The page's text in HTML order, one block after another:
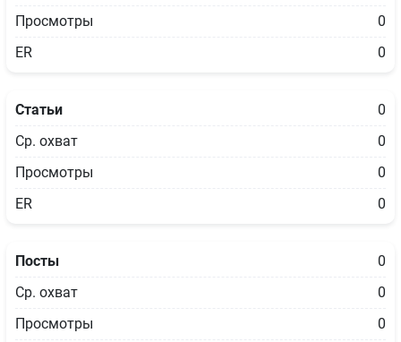
Просмотры
0
ER
0
Статьи
0
Ср. охват
0
Просмотры
0
ER
0
Посты
0
Ср. охват
0
Просмотры
0